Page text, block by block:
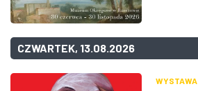
CZWARTEK, 13.08.2026
WYSTAWA